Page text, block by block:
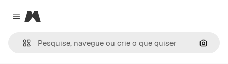
Close menu
Magnific